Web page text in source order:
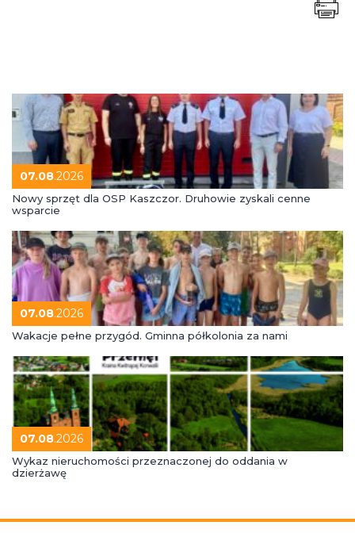
07.08.2026
Nowy sprzęt dla OSP Kaszczor. Druhowie zyskali cenne
wsparcie
07.08.2026
Wakacje pełne przygód. Gminna półkolonia za nami
07.08.2026
Wykaz nieruchomości przeznaczonej do oddania w
dzierżawę